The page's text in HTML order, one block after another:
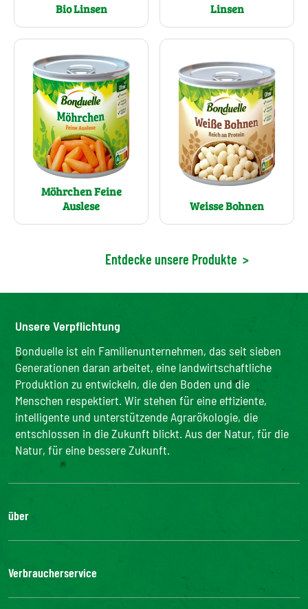
Bio Linsen Linsen
Möhrchen Feine
Auslese
Weisse Bohnen
Entdecke unsere Produkte >
Unsere Verpflichtung
Bonduelle ist ein Familienunternehmen, das seit sieben
Generationen daran arbeitet, eine landwirtschaftliche
Produktion zu entwickeln, die den Boden und die
Menschen respektiert. Wir stehen für eine effiziente,
intelligente und unterstützende Agrarökologie, die
entschlossen in die Zukunft blickt. Aus der Natur, für die
Natur, für eine bessere Zukunft.
über
Die Gruppe
Bonduelle-Stiftung
Verbraucherservice
FAQ